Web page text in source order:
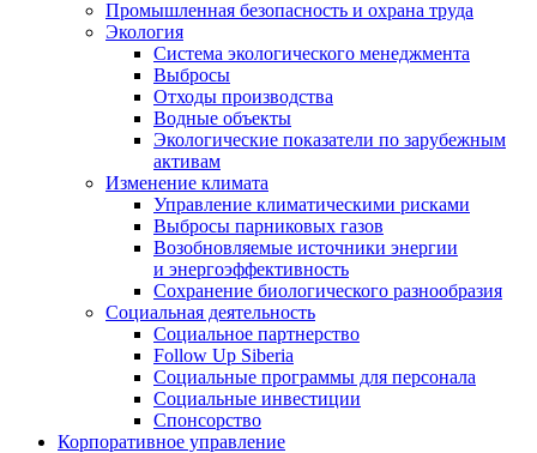
Промышленная безопасность и охрана труда
Экология
Система экологического менеджмента
Выбросы
Отходы производства
Водные объекты
Экологические показатели по зарубежным
активам
Изменение климата
Управление климатическими рисками
Выбросы парниковых газов
Возобновляемые источники энергии
и энергоэффективность
Сохранение биологического разнообразия
Социальная деятельность
Социальное партнерство
Follow Up Siberia
Социальные программы для персонала
Социальные инвестиции
Спонсорство
Корпоративное управление